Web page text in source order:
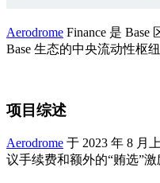
Aerodrome Finance 是
Base 生态的中央流动性枢纽
项目综述
Aerodrome 于 2023 年 8 月
议手续费和额外的“贿选”